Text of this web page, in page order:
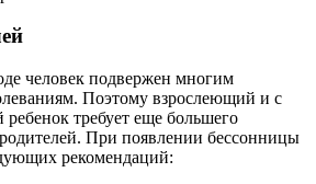
человек подвержен многим
Поэтому взрослеющий и с
ребенок требует еще большего
При появлении бессонницы
рекомендаций: